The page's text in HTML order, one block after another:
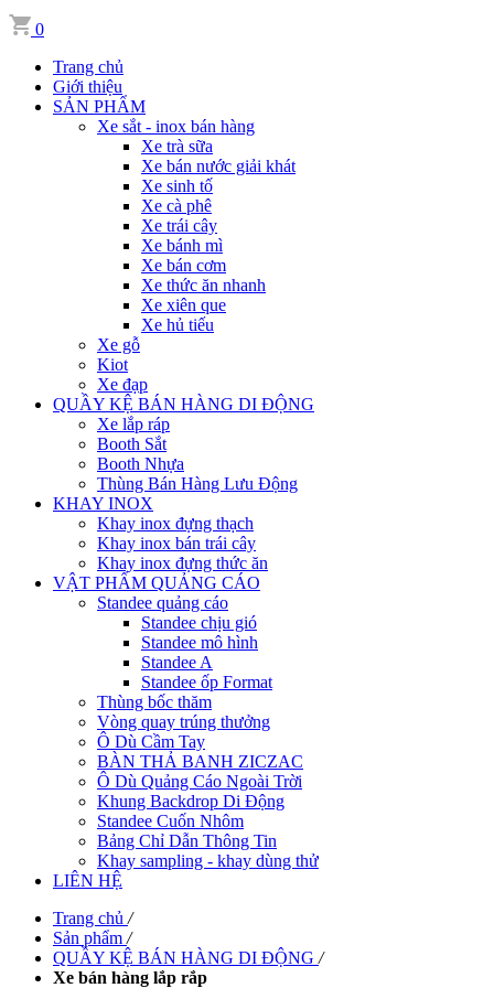
0
Trang chủ
Giới thiệu
SẢN PHẨM
Xe sắt - inox bán hàng
Xe trà sữa
Xe bán nước giải khát
Xe sinh tố
Xe cà phê
Xe trái cây
Xe bánh mì
Xe bán cơm
Xe thức ăn nhanh
Xe xiên que
Xe hủ tiếu
Xe gỗ
Kiot
Xe đạp
QUẦY KỆ BÁN HÀNG DI ĐỘNG
Xe lắp ráp
Booth Sắt
Booth Nhựa
Thùng Bán Hàng Lưu Động
KHAY INOX
Khay inox đựng thạch
Khay inox bán trái cây
Khay inox đựng thức ăn
VẬT PHẨM QUẢNG CÁO
Standee quảng cáo
Standee chịu gió
Standee mô hình
Standee A
Standee ốp Format
Thùng bốc thăm
Vòng quay trúng thưởng
Ô Dù Cầm Tay
BÀN THẢ BANH ZICZAC
Ô Dù Quảng Cáo Ngoài Trời
Khung Backdrop Di Động
Standee Cuốn Nhôm
Bảng Chỉ Dẫn Thông Tin
Khay sampling - khay dùng thử
LIÊN HỆ
Trang chủ /
Sản phẩm /
QUẦY KỆ BÁN HÀNG DI ĐỘNG /
Xe bán hàng lắp rắp